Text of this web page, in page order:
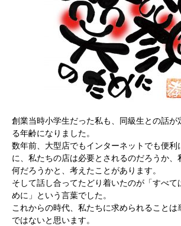
創業当時小学生だった私も、同級生との話が
る年齢になりました。
数年前、大型店でもインターネットでも便利
に、私たちの店は必要とされるのだろうか、
何だろうかと、考えたことがあります。
そして話し合ってたどり着いたのが「すべて
めに」という言葉でした。
これからの時代、私たちに求められることは
ではないと思います。